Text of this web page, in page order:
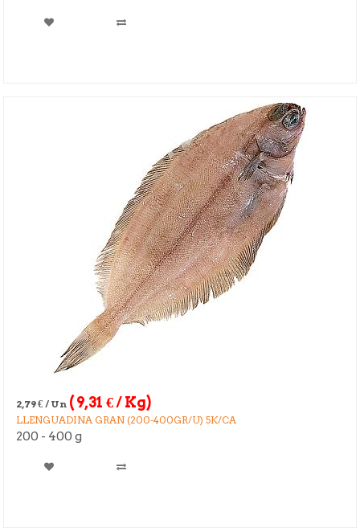
2,79€ / Un (9,31 €/ Kg)
LLENGUADINA GRAN (200-400GR/U) 5K/CA
200 - 400 g